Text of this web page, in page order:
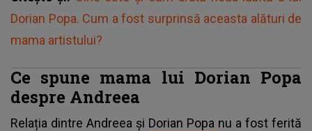
Dorian Popa. Cum a fost surprinsă aceasta alături de
mama artistului?
Ce spune mama lui Dorian Popa
despre Andreea
Relația dintre Andreea și Dorian Popa nu a fost ferită